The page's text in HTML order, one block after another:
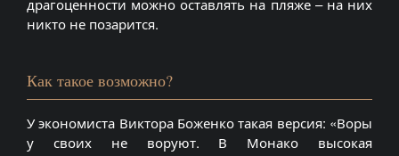
драгоценности можно оставлять на пляже – на них
никто не позарится.
Как такое возможно?
У экономиста Виктора Боженко такая версия: «Воры
у своих не воруют. В Монако высокая